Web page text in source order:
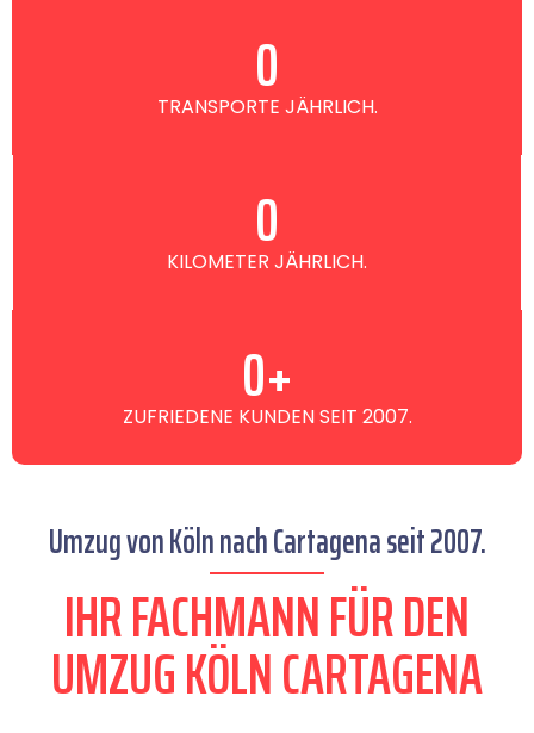
TRANSPORTE JÄHRLICH.
0
KILOMETER JÄHRLICH.
0
ZUFRIEDENE KUNDEN SEIT 2007.
0+
Umzug von Köln nach Cartagena seit 2007.
IHR FACHMANN FÜR DEN
UMZUG KÖLN CARTAGENA